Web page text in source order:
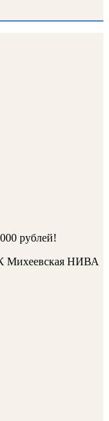
рублей!
Михеевская НИВА